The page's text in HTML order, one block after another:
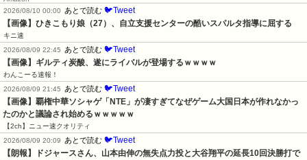
2026/08/10 00:00 あとで読む 🐦Tweet
【画像】ひきこもり娘（27）、自立支援センターの酷いスパルタ指導に屈する
キニ速
2026/08/09 22:45 あとで読む 🐦Tweet
【画像】ギルティ炭酸、遂にライバルが登場するｗｗｗｗ
わんこーる速報！
2026/08/09 21:45 あとで読む 🐦Tweet
【画像】覇権中華ソシャゲ「NTE」が凄すぎてなぜゲーム大国日本が作れなかっ
たのかと議論され始めるｗｗｗｗｗ
【2ch】ニュー速クオリティ
2026/08/09 20:09 あとで読む 🐦Tweet
【朗報】ドジャースさん、山本由伸の無失点力投と大谷翔平の延長10回決勝打で